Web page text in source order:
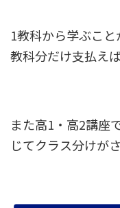
1教科から学ぶこ
教科分だけ支払え
また高1・高2講座
じてクラス分けが